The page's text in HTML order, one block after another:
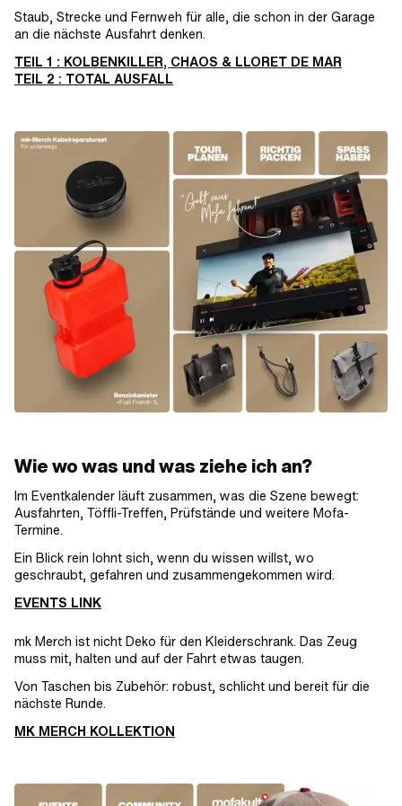
Staub, Strecke und Fernweh für alle, die schon in der Garage
an die nächste Ausfahrt denken.
TEIL 1 : KOLBENKILLER, CHAOS & LLORET DE MAR
TEIL 2 : TOTAL AUSFALL
Wie wo was und was ziehe ich an?
Im Eventkalender läuft zusammen, was die Szene bewegt:
Ausfahrten, Töffli-Treffen, Prüfstände und weitere Mofa-
Termine.
Ein Blick rein lohnt sich, wenn du wissen willst, wo
geschraubt, gefahren und zusammengekommen wird.
EVENTS LINK
mk Merch ist nicht Deko für den Kleiderschrank. Das Zeug
muss mit, halten und auf der Fahrt etwas taugen.
Von Taschen bis Zubehör: robust, schlicht und bereit für die
nächste Runde.
MK MERCH KOLLEKTION